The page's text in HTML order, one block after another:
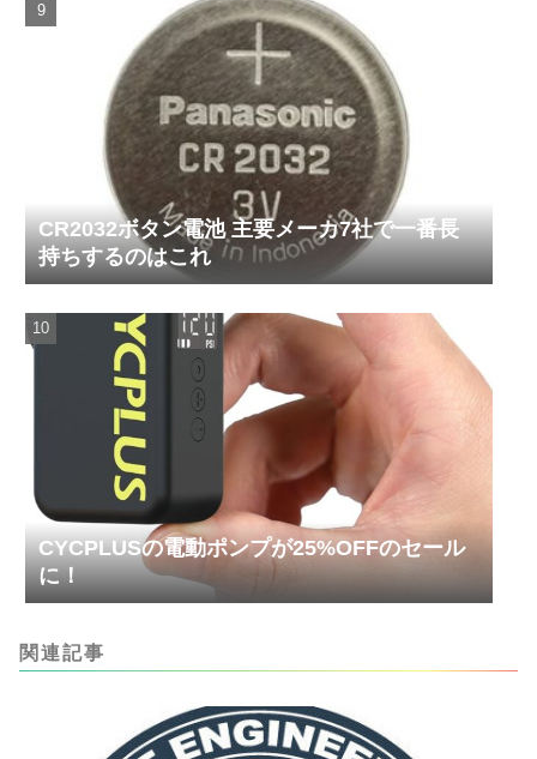
CR2032ボタン電池 主要メーカ7社で一番長
持ちするのはこれ
CYCPLUSの電動ポンプが25%OFFのセール
に！
関連記事